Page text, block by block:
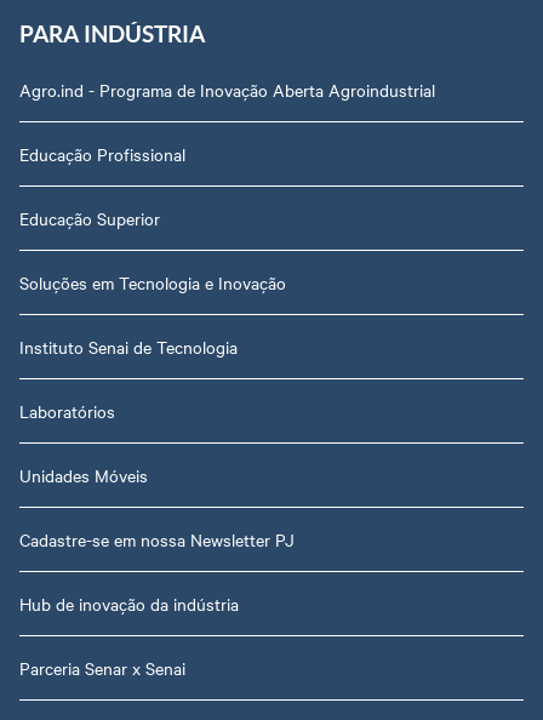
PARA INDÚSTRIA
Agro.ind - Programa de Inovação Aberta Agroindustrial
Educação Profissional
Educação Superior
Soluções em Tecnologia e Inovação
Instituto Senai de Tecnologia
Laboratórios
Unidades Móveis
Cadastre-se em nossa Newsletter PJ
Hub de inovação da indústria
Parceria Senar x Senai